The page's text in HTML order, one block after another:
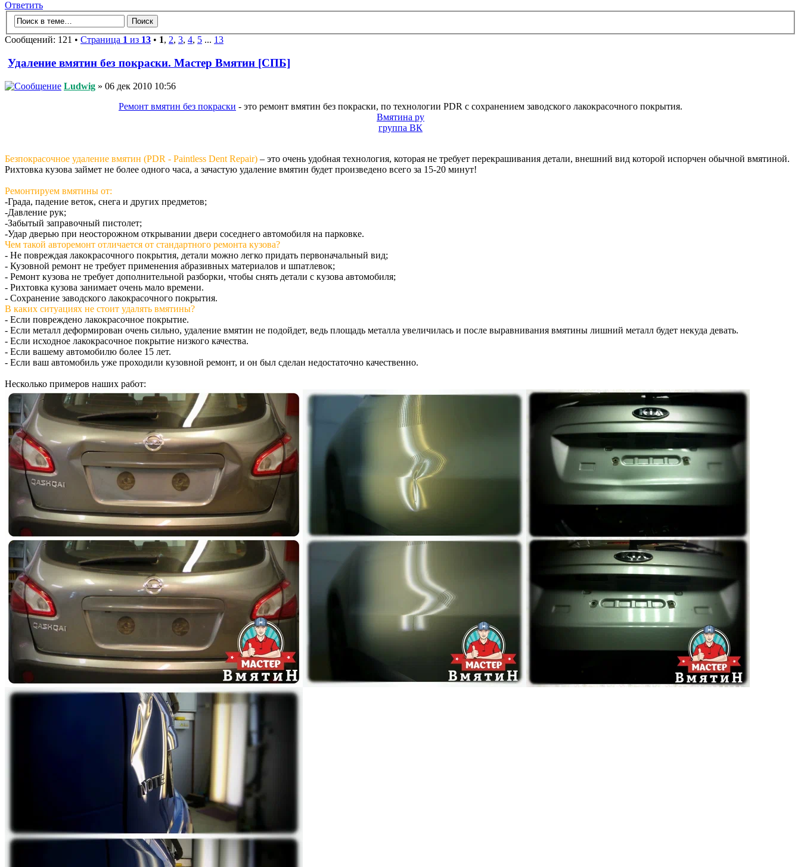
Ответить
Сообщений: 121 • Страница 1 из 13 • 1, 2, 3, 4, 5 ... 13
Удаление вмятин без покраски. Мастер Вмятин [СПБ]
Ludwig » 06 дек 2010 10:56
Ремонт вмятин без покраски - это ремонт вмятин без покраски, по технологии PDR с сохранением заводского лакокрасочного покрытия.
Вмятина ру
группа ВК
Безпокрасочное удаление вмятин (PDR - Paintless Dent Repair) – это очень удобная технология, которая не требует перекрашивания детали, внешний вид которой испорчен обычной вмятиной.
Рихтовка кузова займет не более одного часа, а зачастую удаление вмятин будет произведено всего за 15-20 минут!
Ремонтируем вмятины от:
-Града, падение веток, снега и других предметов;
-Давление рук;
-Забытый заправочный пистолет;
-Удар дверью при неосторожном открывании двери соседнего автомобиля на парковке.
Чем такой авторемонт отличается от стандартного ремонта кузова?
- Не повреждая лакокрасочного покрытия, детали можно легко придать первоначальный вид;
- Кузовной ремонт не требует применения абразивных материалов и шпатлевок;
- Ремонт кузова не требует дополнительной разборки, чтобы снять детали с кузова автомобиля;
- Рихтовка кузова занимает очень мало времени.
- Сохранение заводского лакокрасочного покрытия.
В каких ситуациях не стоит удалять вмятины?
- Если повреждено лакокрасочное покрытие.
- Если металл деформирован очень сильно, удаление вмятин не подойдет, ведь площадь металла увеличилась и после выравнивания вмятины лишний металл будет некуда девать.
- Если исходное лакокрасочное покрытие низкого качества.
- Если вашему автомобилю более 15 лет.
- Если ваш автомобиль уже проходили кузовной ремонт, и он был сделан недостаточно качественно.
Несколько примеров наших работ: